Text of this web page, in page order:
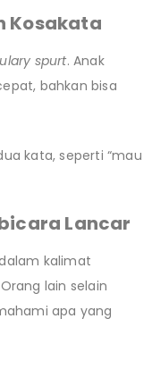
Kosakata
spurt. Anak
bahkan bisa
kata, seperti “mau
Lancar
kalimat
lain selain
apa yang